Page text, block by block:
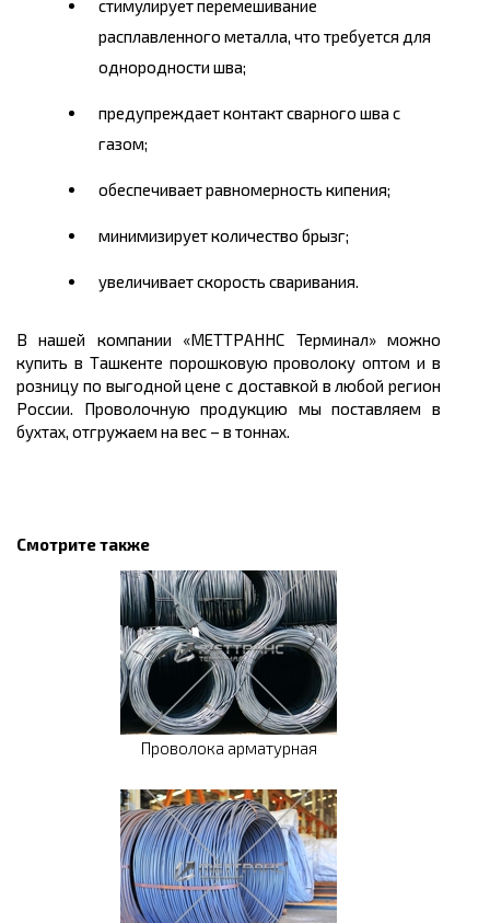
стимулирует перемешивание
расплавленного металла, что требуется для
однородности шва;
предупреждает контакт сварного шва с
газом;
обеспечивает равномерность кипения;
минимизирует количество брызг;
увеличивает скорость сваривания.
В нашей компании «МЕТТРАННС Терминал» можно
купить в Ташкенте порошковую проволоку оптом и в
розницу по выгодной цене с доставкой в любой регион
России. Проволочную продукцию мы поставляем в
бухтах, отгружаем на вес – в тоннах.
Смотрите также
Проволока арматурная